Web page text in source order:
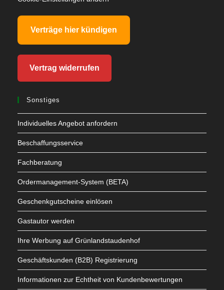
Verträge hier kündigen
Vertrag widerrufen
Sonstiges
Individuelles Angebot anfordern
Beschaffungsservice
Fachberatung
Ordermanagement-System (BETA)
Geschenkgutscheine einlösen
Gastautor werden
Ihre Werbung auf Grünlandstaudenhof
Geschäftskunden (B2B) Registrierung
Informationen zur Echtheit von Kundenbewertungen